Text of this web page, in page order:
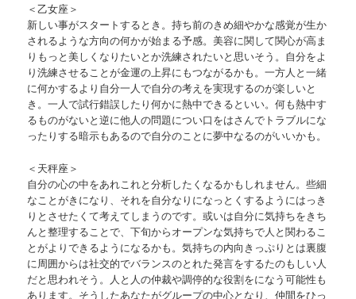
＜乙女座＞
新しい事がスタートするとき。持ち前のきめ細やかな感覚が生か
されるような方向の何かが始まる予感。美容に関して関心が高ま
りもっと美しくなりたいとか洗練されたいと思いそう。自分をよ
り洗練させることが金運の上昇にもつながるかも。一方人と一緒
に何かするより自分一人で自分の考えを実現するのが楽しいと
き。一人で試行錯誤したり何かに熱中できるといい。何も熱中す
るものがないと逆に他人の問題につい口をはさんでトラブルにな
ったりする暗示もあるので自分のことに夢中なるのがいいかも。
＜天秤座＞
自分の心の中をあれこれと分析したくなるかもしれません。些細
なことがきになり、それを自分なりになっとくするようにはっき
りとさせたくて考えてしまうのです。或いは自分に気持ちをきち
んと整理することで、下旬からオープンな気持ちで人と関わるこ
とがよりできるようになるかも。気持ちの内向きっぷりとは裏腹
に周囲からは社交的でバランスのとれた発言をするたのもしい人
だと思われそう。人と人の仲裁や調停的な役割をになう可能性も
あります。そうしたあなたがグループの中心となり、仲間をひっ